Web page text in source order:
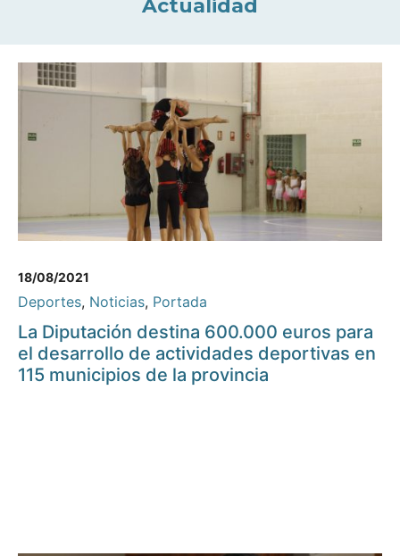
Actualidad
18/08/2021
Deportes, Noticias, Portada
La Diputación destina 600.000 euros para
el desarrollo de actividades deportivas en
115 municipios de la provincia